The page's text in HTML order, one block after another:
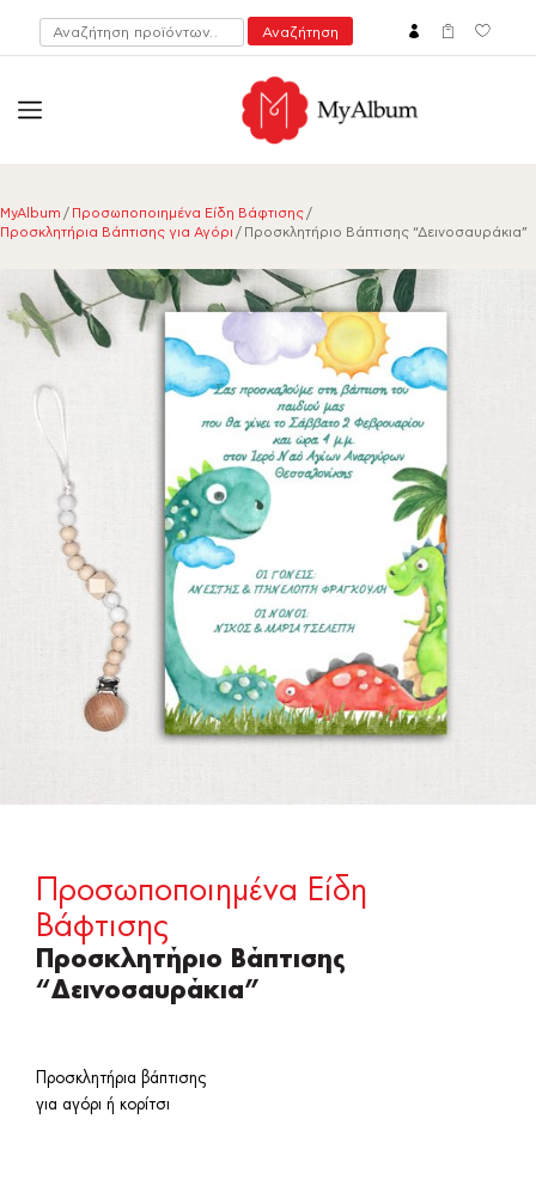
Αναζήτηση
για:
Αναζήτηση
open
MyAlbum / Προσωποποιημένα Είδη Βάφτισης /
Προσκλητήρια Βάπτισης για Αγόρι / Προσκλητήριο Βάπτισης “Δεινοσαυράκια”
Προσωποποιημένα Είδη
Βάφτισης
Προσκλητήριο Βάπτισης
“Δεινοσαυράκια”
Προσκλητήρια βάπτισης
για αγόρι ή κορίτσι